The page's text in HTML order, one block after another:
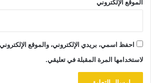
الموقع الإلكتروني
احفظ اسمي، بريدي الإلكتروني، والموقع
لاستخدامها المرة المقبلة في تعليقي.